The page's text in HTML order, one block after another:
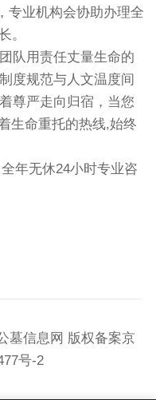
专业机构会协助办理全
。
队用责任丈量生命的
度规范与人文温度间
尊严走向归宿，当您
生命重托的热线,始终
年无休24小时专业咨
墓信息网 版权备案京
号-2